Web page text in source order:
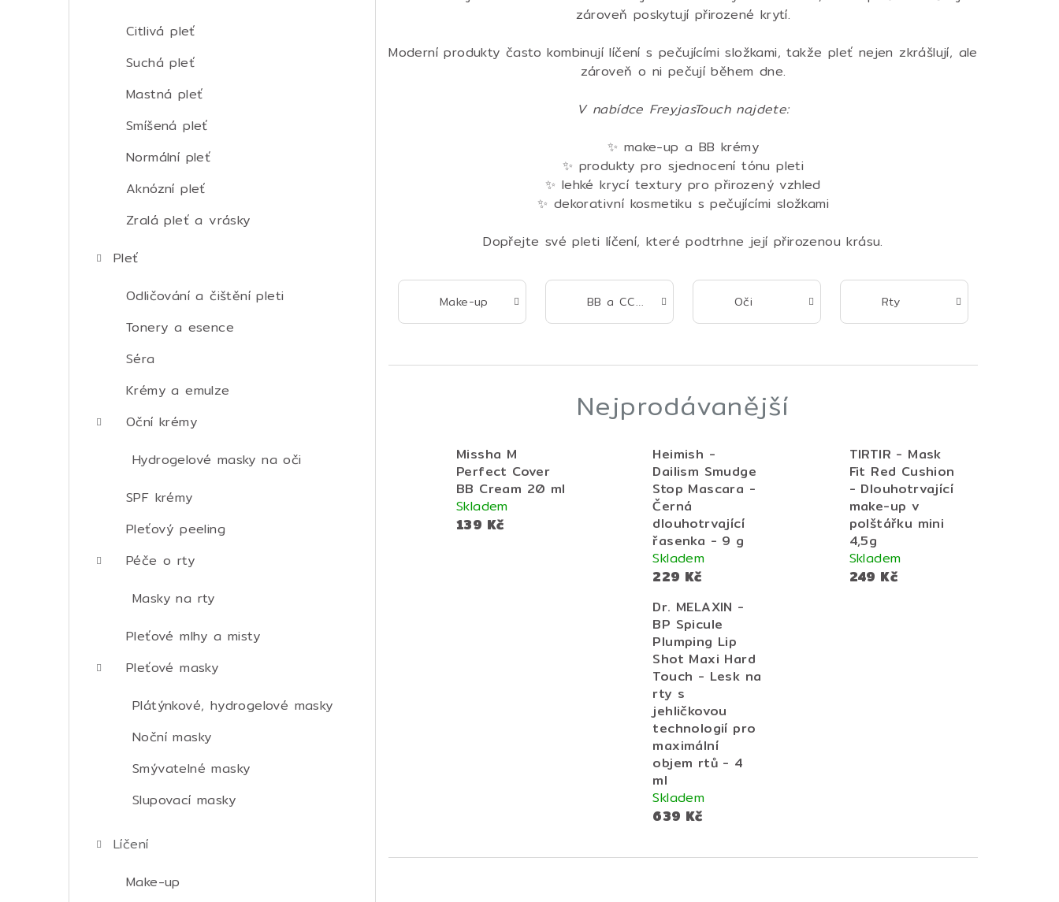
Citlivá pleť
Suchá pleť
Mastná pleť
Smíšená pleť
Normální pleť
Aknózní pleť
Zralá pleť a vrásky
Pleť
Odličování a čištění pleti
Tonery a esence
Séra
Krémy a emulze
Oční krémy
Hydrogelové masky na oči
SPF krémy
Pleťový peeling
Péče o rty
Masky na rty
Pleťové mlhy a misty
Pleťové masky
Plátýnkové, hydrogelové masky
Noční masky
Smývatelné masky
Slupovací masky
Líčení
Make-up
zároveň poskytují přirozené krytí.
Moderní produkty často kombinují líčení s pečujícími složkami, takže pleť nejen zkrášlují, ale
zároveň o ni pečují během dne.
V nabídce FreyjasTouch najdete:
✨ make-up a BB krémy
✨ produkty pro sjednocení tónu pleti
✨ lehké krycí textury pro přirozený vzhled
✨ dekorativní kosmetiku s pečujícími složkami
Dopřejte své pleti líčení, které podtrhne její přirozenou krásu.
Make-up BB a CC krémy Oči Rty
Nejprodávanější
Missha M
Perfect Cover
BB Cream 20 ml
Skladem
139 Kč
Heimish -
Dailism Smudge
Stop Mascara -
Černá
dlouhotrvající
řasenka - 9 g
Skladem
229 Kč
TIRTIR - Mask
Fit Red Cushion
- Dlouhotrvající
make-up v
polštářku mini
4,5g
Skladem
249 Kč
Dr. MELAXIN -
BP Spicule
Plumping Lip
Shot Maxi Hard
Touch - Lesk na
rty s
jehličkovou
technologií pro
maximální
objem rtů - 4
ml
Skladem
639 Kč